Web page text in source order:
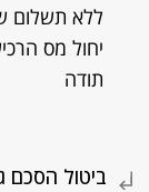
ללא תשלום
יחול מס
תודה
ביטול הסכם